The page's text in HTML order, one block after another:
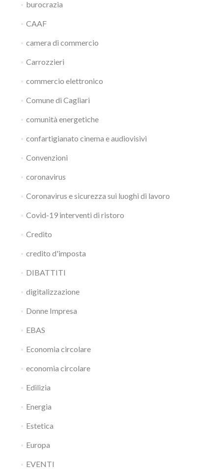
burocrazia
CAAF
camera di commercio
Carrozzieri
commercio elettronico
Comune di Cagliari
comunità energetiche
confartigianato cinema e audiovisivi
Convenzioni
coronavirus
Coronavirus e sicurezza sui luoghi di lavoro
Covid-19 interventi di ristoro
Credito
credito d'imposta
DIBATTITI
digitalizzazione
Donne Impresa
EBAS
Economia circolare
economia circolare
Edilizia
Energia
Estetica
Europa
EVENTI